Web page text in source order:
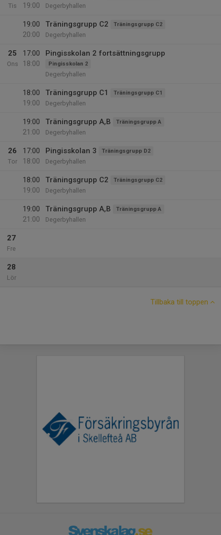
Tis
19:00
Degerbyhallen
19:00
20:00
Träningsgrupp C2 Träningsgrupp C2
Degerbyhallen
25
Ons
17:00
18:00
Pingisskolan 2 fortsättningsgrupp
Pingisskolan 2
Degerbyhallen
18:00
19:00
Träningsgrupp C1 Träningsgrupp C1
Degerbyhallen
19:00
21:00
Träningsgrupp A,B Träningsgrupp A
Degerbyhallen
26
Tor
17:00
18:00
Pingisskolan 3 Träningsgrupp D2
Degerbyhallen
18:00
19:00
Träningsgrupp C2 Träningsgrupp C2
Degerbyhallen
19:00
21:00
Träningsgrupp A,B Träningsgrupp A
Degerbyhallen
27
Fre
28
Lör
Tillbaka till toppen